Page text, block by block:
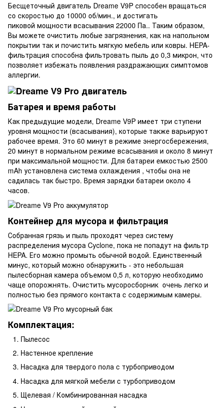
Бесщеточный двигатель Dreame V9P способен вращаться
со скоростью до 10000 об/мин., и достигать
пиковой мощности всасывания 22000 Па.. Таким образом,
Вы можете очистить любые загрязнения, как на напольном
покрытии так и почистить мягкую мебель или ковры. HEPA-
фильтрация способна фильтровать пыль до 0,3 микрон, что
позволяет избежать появления раздражающих симптомов
аллергии.
Батарея и время работы
Как предыдущие модели, Dreame V9P имеет три ступени
уровня мощности (всасывания), которые также варьируют
рабочее время. Это 60 минут в режиме энергосбережения,
20 минут в нормальном режиме всасывания и около 8 минут
при максимальной мощности. Для батареи емкостью 2500
mAh установлена ​​система охлаждения , чтобы она не
садилась так быстро. Время зарядки батареи около 4
часов.
Контейнер для мусора и фильтрация
Собранная грязь и пыль проходят через систему
распределения мусора Cyclone, пока не попадут на фильтр
HEPA. Его можно промыть обычной водой. Единственный
минус, который можно обнаружить - это небольшая
пылесборная камера объемом 0,5 л, которую необходимо
чаще опорожнять. Очистить мусоросборник очень легко и
полностью без прямого контакта с содержимым камеры.
Комплектация:
Пылесос
Настенное крепление
Насадка для твердого пола с турбоприводом
Насадка для мягкой мебели с турбоприводом
Щелевая / Комбинированная насадка